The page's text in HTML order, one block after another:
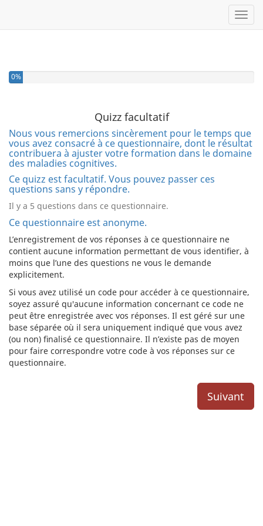
0%
Quizz facultatif
Nous vous remercions sincèrement pour le temps que
vous avez consacré à ce questionnaire, dont le résultat
contribuera à ajuster votre formation dans le domaine
des maladies cognitives.
Ce quizz est facultatif. Vous pouvez passer ces
questions sans y répondre.
Il y a 5 questions dans ce questionnaire.
Ce questionnaire est anonyme.
L’enregistrement de vos réponses à ce questionnaire ne
contient aucune information permettant de vous identifier, à
moins que l’une des questions ne vous le demande
explicitement.
Si vous avez utilisé un code pour accéder à ce questionnaire,
soyez assuré qu'aucune information concernant ce code ne
peut être enregistrée avec vos réponses. Il est géré sur une
base séparée où il sera uniquement indiqué que vous avez
(ou non) finalisé ce questionnaire. Il n’existe pas de moyen
pour faire correspondre votre code à vos réponses sur ce
questionnaire.
Suivant